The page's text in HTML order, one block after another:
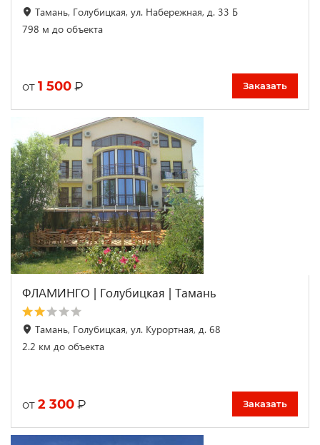
Тамань, Голубицкая, ул. Набережная, д. 33 Б
798 м до объекта
от 1 500 ₽ Заказать
ФЛАМИНГО | Голубицкая | Тамань
Тамань, Голубицкая, ул. Курортная, д. 68
2.2 км до объекта
от 2 300 ₽ Заказать